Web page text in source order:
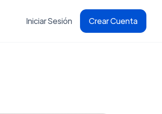
Iniciar Sesión Crear Cuenta